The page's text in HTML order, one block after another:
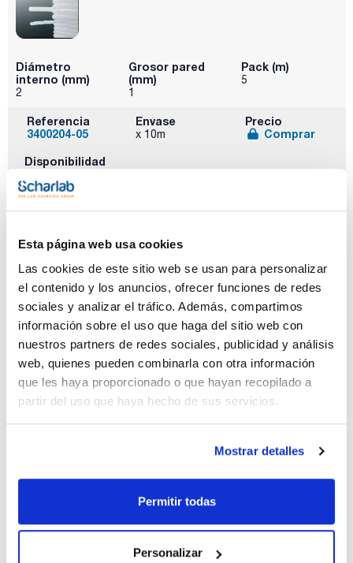
Esta página web usa cookies
Las cookies de este sitio web se usan para personalizar
el contenido y los anuncios, ofrecer funciones de redes
sociales y analizar el tráfico. Además, compartimos
información sobre el uso que haga del sitio web con
nuestros partners de redes sociales, publicidad y análisis
web, quienes pueden combinarla con otra información
que les haya proporcionado o que hayan recopilado a
partir del uso que haya hecho de sus servicios.
Mostrar detalles
Permitir todas
Personalizar
Diámetro
interno (mm)
2
Grosor pared
(mm)
1
Pack (m)
5
Referencia
3400204-05
Envase
x 10m
Precio
Comprar
Disponibilidad
Diámetro
interno (mm)
Grosor pared
(mm)
Pack (m)
5
Referencia
3402732-05
Envase
x 5 m
Precio
Comprar
Disponibilidad
Ver stock
interno (mm)
(mm)
5